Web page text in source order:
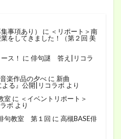
事項あり）
に ＜リポート＞南
をしてきました！（第２回 美
ス！ に 俳句謎 答え|リコラ
楽作品の夕べ に 新曲
る』公開|リコラボ より
室 に ＜イベントリポート＞
ボ より
句教室 第１回 に 高槻BASE俳